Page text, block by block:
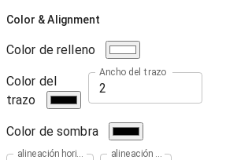
Color & Alignment
Color de relleno
Color del
trazo
Ancho del trazo
Color de sombra
alineación horizontal